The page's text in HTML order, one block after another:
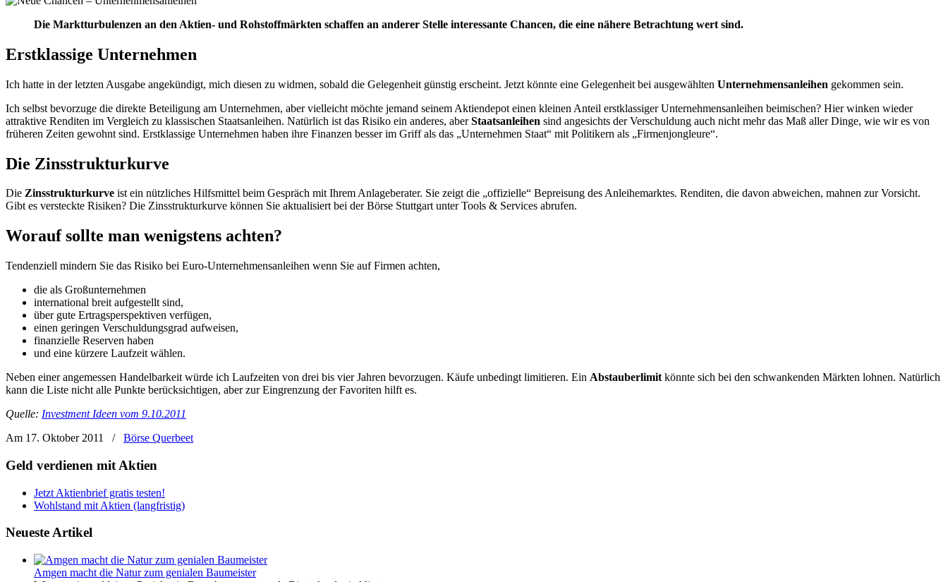
Die Marktturbulenzen an den Aktien- und Rohstoffmärkten schaffen an anderer Stelle interessante Chancen, die eine nähere Betrachtung wert sind.
Erstklassige Unternehmen
Ich hatte in der letzten Ausgabe angekündigt, mich diesen zu widmen, sobald die Gelegenheit günstig erscheint. Jetzt könnte eine Gelegenheit bei ausgewählten Unternehmensanleihen gekommen sein.
Ich selbst bevorzuge die direkte Beteiligung am Unternehmen, aber vielleicht möchte jemand seinem Aktiendepot einen kleinen Anteil erstklassiger Unternehmensanleihen beimischen? Hier winken wieder
attraktive Renditen im Vergleich zu klassischen Staatsanleihen. Natürlich ist das Risiko ein anderes, aberStaatsanleihen sind angesichts der Verschuldung auch nicht mehr das Maß aller Dinge, wie wir es von
früheren Zeiten gewohnt sind. Erstklassige Unternehmen haben ihre Finanzen besser im Griff als das „Unternehmen Staat“ mit Politikern als „Firmenjongleure“.
Die Zinsstrukturkurve
Die Zinsstrukturkurve ist ein nützliches Hilfsmittel beim Gespräch mit Ihrem Anlageberater. Sie zeigt die „offizielle“ Bepreisung des Anleihemarktes. Renditen, die davon abweichen, mahnen zur Vorsicht.
Gibt es versteckte Risiken? Die Zinsstrukturkurve können Sie aktualisiert bei der Börse Stuttgart unter Tools & Services abrufen.
Worauf sollte man wenigstens achten?
Tendenziell mindern Sie das Risiko bei Euro-Unternehmensanleihen wenn Sie auf Firmen achten,
die als Großunternehmen
international breit aufgestellt sind,
über gute Ertragsperspektiven verfügen,
einen geringen Verschuldungsgrad aufweisen,
finanzielle Reserven haben
und eine kürzere Laufzeit wählen.
Neben einer angemessen Handelbarkeit würde ich Laufzeiten von drei bis vier Jahren bevorzugen. Käufe unbedingt limitieren. Ein Abstauberlimit könnte sich bei den schwankenden Märkten lohnen. Natürlich
kann die Liste nicht alle Punkte berücksichtigen, aber zur Eingrenzung der Favoriten hilft es.
Quelle: Investment Ideen vom 9.10.2011
Am 17. Oktober 2011
/ Börse Querbeet
Geld verdienen mit Aktien
Jetzt Aktienbrief gratis testen!
Wohlstand mit Aktien (langfristig)
Neueste Artikel
Amgen macht die Natur zum genialen Baumeister